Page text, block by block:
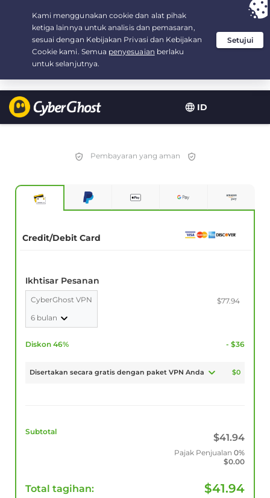
ID
Your choice: The Best Dealfor 2.1666666666667-years at $
/month
Pembayaran yang aman
Credit/Debit Card
Ikhtisar Pesanan
CyberGhost VPN
6 bulan
$77.94
Diskon 46% - $36
Disertakan secara gratis dengan paket VPN Anda $0
Subtotal
$41.94
Pajak Penjualan 0%
$0.00
Total tagihan: $41.94